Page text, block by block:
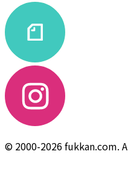
© 2000-2026 fukkan.com.